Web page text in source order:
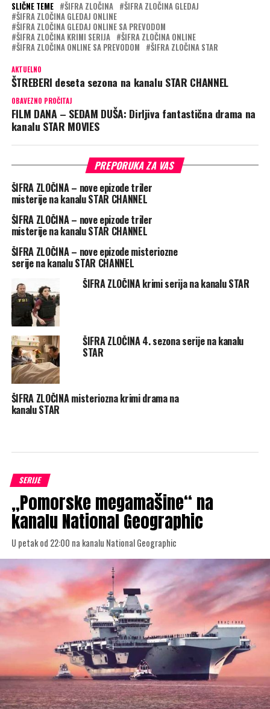
SLIČNE TEME ŠIFRA ZLOČINA
ŠIFRA ZLOČINA GLEDAJ
ŠIFRA ZLOČINA GLEDAJ ONLINE
ŠIFRA ZLOČINA GLEDAJ ONLINE SA PREVODOM
ŠIFRA ZLOČINA KRIMI SERIJA
ŠIFRA ZLOČINA ONLINE
ŠIFRA ZLOČINA ONLINE SA PREVODOM
ŠIFRA ZLOČINA STAR
AKTUELNO
ŠTREBERI deseta sezona na kanalu STAR CHANNEL
OBAVEZNO PROČITAJ
FILM DANA – SEDAM DUŠA: Dirljiva fantastična drama na
kanalu STAR MOVIES
PREPORUKA ZA VAS
ŠIFRA ZLOČINA – nove epizode triler
misterije na kanalu STAR CHANNEL
ŠIFRA ZLOČINA – nove epizode triler
misterije na kanalu STAR CHANNEL
ŠIFRA ZLOČINA – nove epizode misteriozne
serije na kanalu STAR CHANNEL
ŠIFRA ZLOČINA krimi serija na kanalu STAR
ŠIFRA ZLOČINA 4. sezona serije na kanalu
STAR
ŠIFRA ZLOČINA misteriozna krimi drama na
kanalu STAR
SERIJE
„Pomorske megamašine“ na
kanalu National Geographic
U petak od 22:00 na kanalu National Geographic